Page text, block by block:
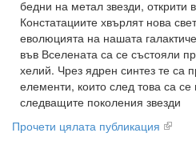
бедни на метал звезди,
Констатациите хвърлят нова
еволюцията на нашата
във Вселената са се състояли
хелий. Чрез ядрен синтез те са
елементи, които след това са
следващите поколения звезди
Прочети цялата публикация